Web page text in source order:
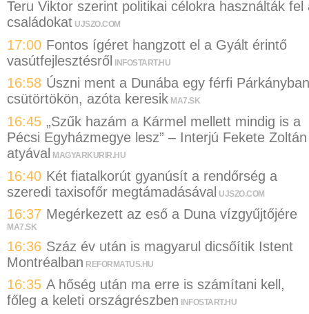
Teru Viktor szerint politikai célokra használták fel
családokat UJSZO.COM
17:00 Fontos ígéret hangzott el a Gyált érintő
vasútfejlesztésről INFOSTART.HU
16:58 Úszni ment a Dunába egy férfi Párkányban
csütörtökön, azóta keresik MA7.SK
16:45 „Szűk hazám a Kármel mellett mindig is a
Pécsi Egyházmegye lesz” – Interjú Fekete Zoltán
atyával
MAGYARKURIR.HU
16:40 Két fiatalkorút gyanúsít a rendőrség a
szeredi taxisofőr megtámadásával UJSZO.COM
16:37 Megérkezett az eső a Duna vízgyűjtőjére
MA7.SK
16:36 Száz év után is magyarul dicsőítik Istent
Montréalban REFORMATUS.HU
16:35 A hőség után ma erre is számítani kell,
főleg a keleti országrészben
INFOSTART.HU